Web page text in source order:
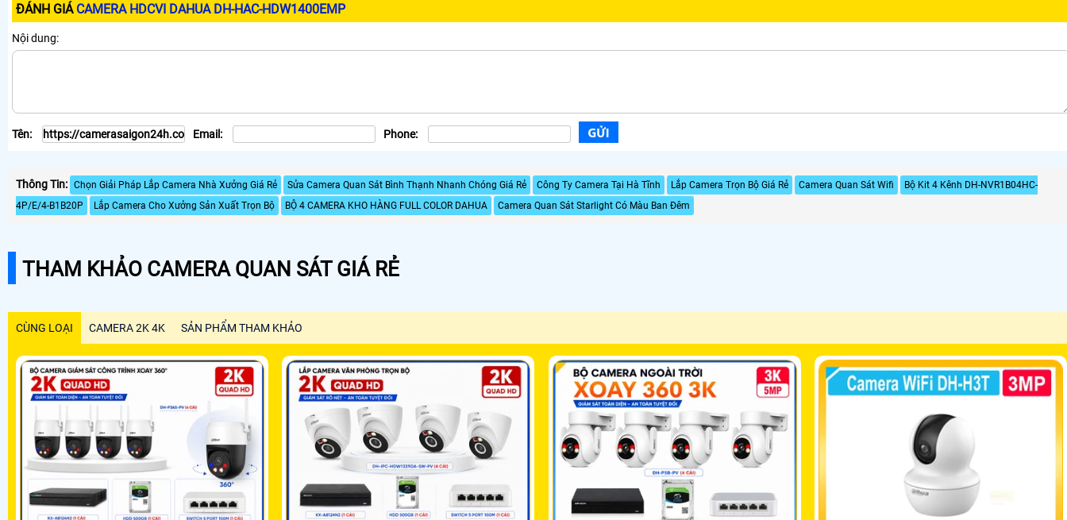
ĐÁNH GIÁ CAMERA HDCVI DAHUA DH-HAC-HDW1400EMP
Nội dung:
Tên: Email: Phone:
Thông Tin: Chọn Giải Pháp Lắp Camera Nhà Xưởng Giá Rẻ Sửa Camera Quan Sát Bình Thạnh Nhanh Chóng Giá Rẻ Công Ty Camera Tại Hà Tĩnh Lắp Camera Trọn Bộ Giá Rẻ Camera Quan Sát Wifi
Bộ Kit 4 Kênh DH-NVR1B04HC-
4P/E/4-B1B20P
Lắp Camera Cho Xưởng Sản Xuất Trọn Bộ BỘ 4 CAMERA KHO HÀNG FULL COLOR DAHUA Camera Quan Sát Starlight Có Màu Ban Đêm
THAM KHẢO CAMERA QUAN SÁT GIÁ RẺ
CÙNG LOẠI CAMERA 2K 4K SẢN PHẨM THAM KHẢO